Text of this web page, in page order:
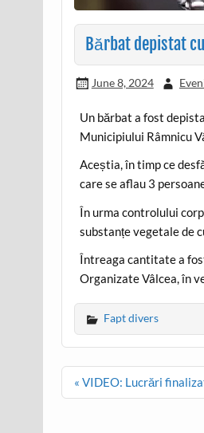
Bărbat depistat
June 8, 2024
Un bărbat a fost
Municipiului Râmnicu
Aceștia, în timp ce
care se aflau 3
În urma controlului
substanțe vegetale de
Întreaga cantitate a
Organizate Vâlcea, în
Fapt divers
Post
« VIDEO: Lucrări